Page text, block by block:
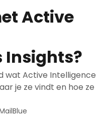
Active
wat Active Intelligence
je ze vindt en hoe ze